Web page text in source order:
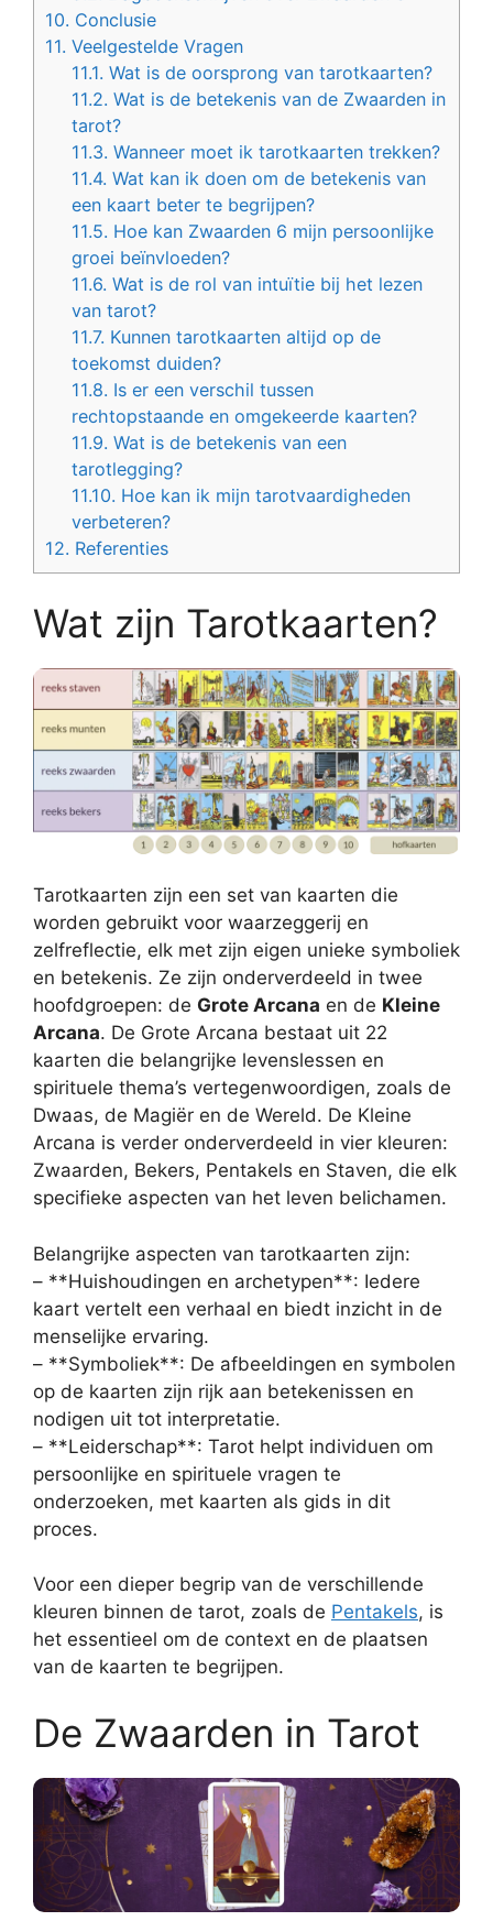
10. Conclusie
11. Veelgestelde Vragen
11.1. Wat is de oorsprong van tarotkaarten?
11.2. Wat is de betekenis van de Zwaarden in
tarot?
11.3. Wanneer moet ik tarotkaarten trekken?
11.4. Wat kan ik doen om de betekenis van
een kaart beter te begrijpen?
11.5. Hoe kan Zwaarden 6 mijn persoonlijke
groei beïnvloeden?
11.6. Wat is de rol van intuïtie bij het lezen
van tarot?
11.7. Kunnen tarotkaarten altijd op de
toekomst duiden?
11.8. Is er een verschil tussen
rechtopstaande en omgekeerde kaarten?
11.9. Wat is de betekenis van een
tarotlegging?
11.10. Hoe kan ik mijn tarotvaardigheden
verbeteren?
12. Referenties
Wat zijn Tarotkaarten?
Tarotkaarten zijn een set van kaarten die
worden gebruikt voor waarzeggerij en
zelfreflectie, elk met zijn eigen unieke symboliek
en betekenis. Ze zijn onderverdeeld in twee
hoofdgroepen: de Grote Arcana en de Kleine
Arcana. De Grote Arcana bestaat uit 22
kaarten die belangrijke levenslessen en
spirituele thema’s vertegenwoordigen, zoals de
Dwaas, de Magiër en de Wereld. De Kleine
Arcana is verder onderverdeeld in vier kleuren:
Zwaarden, Bekers, Pentakels en Staven, die elk
specifieke aspecten van het leven belichamen.
Belangrijke aspecten van tarotkaarten zijn:
– **Huishoudingen en archetypen**: Iedere
kaart vertelt een verhaal en biedt inzicht in de
menselijke ervaring.
– **Symboliek**: De afbeeldingen en symbolen
op de kaarten zijn rijk aan betekenissen en
nodigen uit tot interpretatie.
– **Leiderschap**: Tarot helpt individuen om
persoonlijke en spirituele vragen te
onderzoeken, met kaarten als gids in dit
proces.
Voor een dieper begrip van de verschillende
kleuren binnen de tarot, zoals de Pentakels, is
het essentieel om de context en de plaatsen
van de kaarten te begrijpen.
De Zwaarden in Tarot